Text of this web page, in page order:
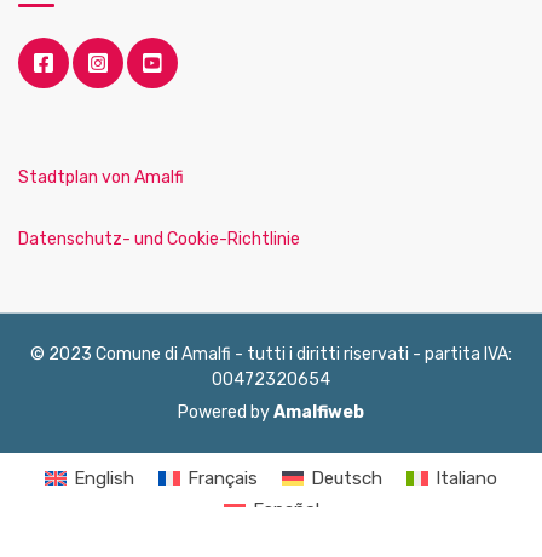
Stadtplan von Amalfi
Datenschutz- und Cookie-Richtlinie
© 2023 Comune di Amalfi - tutti i diritti riservati - partita IVA:
00472320654
Powered byAmalfiweb
English Français Deutsch
Italiano
Español